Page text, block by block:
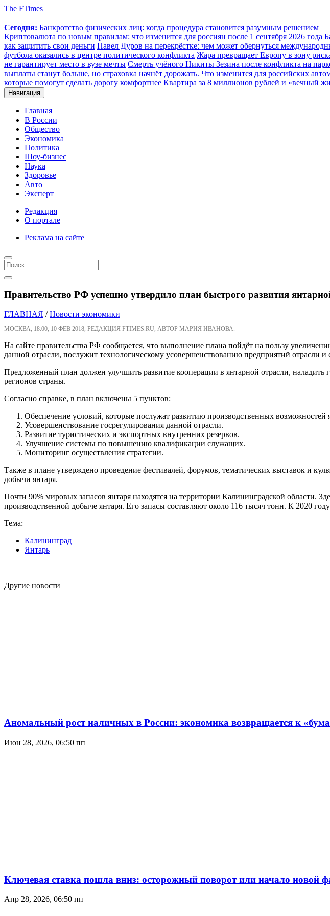
The FTimes
Сегодня: Банкротство физических лиц: когда процедура становится разумным решением
Криптовалюта по новым правилам: что изменится для россиян после 1 сентября 2026 года
как защитить свои деньги Павел Дуров на перекрёстке: чем может обернуться
футбола оказались в центре политического конфликта Жара превращает Европу в зону
не гарантирует место в вузе мечты Смерть учёного Никиты Зезина после конфликта на
выплаты станут больше, но страховка начнёт дорожать. Что изменится для российских
которые помогут сделать дорогу комфортнее Квартира за 8 миллионов рублей и «вечный
Навигация
Главная
В России
Общество
Экономика
Политика
Шоу-бизнес
Наука
Здоровье
Авто
Эксперт
Редакция
О портале
Реклама на сайте
Правительство РФ успешно утвердило план быстрого развития
ГЛАВНАЯ /Новости экономики
МОСКВА, 18:00, 10 ФЕВ 2018, РЕДАКЦИЯ FTIMES.RU, АВТОР МАРИЯ ИВАНОВА.
На сайте правительства РФ сообщается, что выполнение плана пойдёт на пользу
данной отрасли, послужит технологическому усовершенствованию предприятий отрасли и
Предложенный план должен улучшить развитие кооперации в янтарной отрасли,
регионов страны.
Согласно справке, в план включены 5 пунктов:
Обеспечение условий, которые послужат развитию производственных возможностей
Усовершенствование госрегулирования данной отрасли.
Развитие туристических и экспортных внутренних резервов.
Улучшение системы по повышению квалификации служащих.
Мониторинг осуществления стратегии.
Также в плане утверждено проведение фестивалей, форумов, тематических выставок и
добычи янтаря.
Почти 90% мировых запасов янтаря находятся на территории Калининградской области.
производственной добыче янтаря. Его запасы составляют около 116 тысяч тонн. К 2020
Тема:
Калининград
Янтарь
Другие новости
Аномальный рост наличных в России: экономика возвращается к
Июн 28, 2026, 06:50 пп
Ключевая ставка пошла вниз: осторожный поворот или начало новой
Апр 28, 2026, 06:50 пп